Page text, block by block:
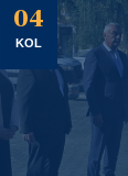
04
KOL